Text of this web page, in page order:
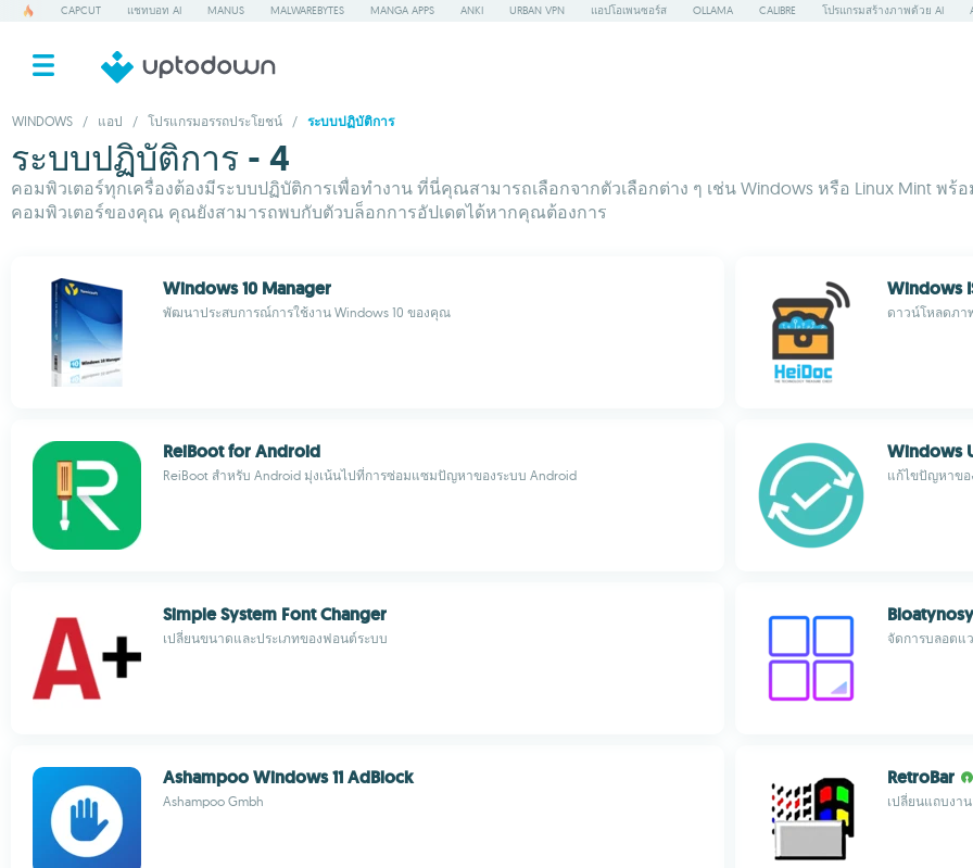
CAPCUT แชทบอท AI MANUS MALWAREBYTES MANGA APPS ANKI URBAN VPN แอปโอเพนซอร์ส OLLAMA CALIBRE โปรแกรมสร้างภาพด้วย AI
WINDOWS / แอป / โปรแกรมอรรถประโยชน์ / ระบบปฏิบัติการ
ระบบปฏิบัติการ - 4
คอมพิวเตอร์ทุกเครื่องต้องมีระบบปฏิบัติการเพื่อทำงาน ที่นี่คุณสามารถเลือกจากตัวเลือกต่าง ๆ เช่น Windows หรือ Linux Mint พ
คอมพิวเตอร์ของคุณ คุณยังสามารถพบกับตัวบล็อกการอัปเดตได้หากคุณต้องการ
Windows 10 Manager
พัฒนาประสบการณ์การใช้งาน Windows 10 ของคุณ
Windows
ดาวน์โหลดภา
ReiBoot for Android
ReiBoot สำหรับ Android มุ่งเน้นไปที่การซ่อมแซมปัญหาของระบบ Android
Windows
แก้ไขปัญหาขอ
Simple System Font Changer
เปลี่ยนขนาดและประเภทของฟอนต์ระบบ จัดการบลอตแ
Ashampoo Windows 11 AdBlock
Ashampoo Gmbh
RetroBar
เปลี่ยนแถบงา